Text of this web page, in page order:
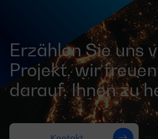
Erzählen Sie uns
Projekt, wir
darauf, Ihnen zu